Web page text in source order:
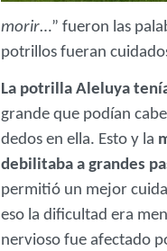
morir…” fueron las
potrillos fueran
La potrilla Aleluya
grande que podían
dedos en ella. Esto y la
debilitaba a grandes
permitió un mejor
eso la dificultad era
nervioso fue afectado